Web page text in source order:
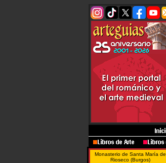
Monasterio de Santa María de
Rioseco (Burgos)